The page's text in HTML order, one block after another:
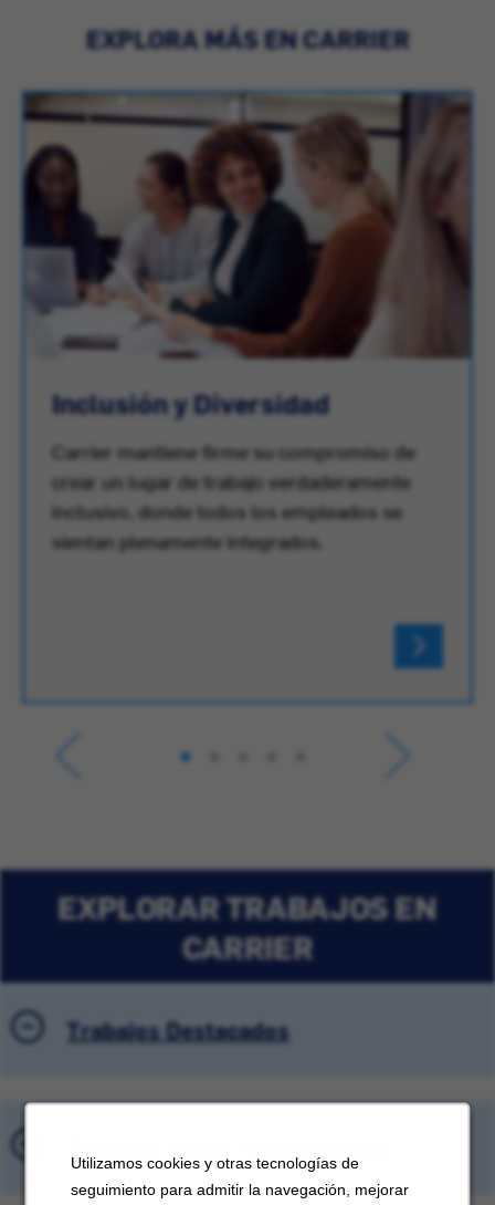
Utilizamos cookies y otras tecnologías de
seguimiento para admitir la navegación, mejorar
EXPLORA MÁS EN CARRIER
Inclusión y Diversidad
Carrier mantiene firme su compromiso de
crear un lugar de trabajo verdaderamente
inclusivo, donde todos los empleados se
sientan plenamente integrados.
EXPLORAR TRABAJOS EN
CARRIER
Trabajos Destacados